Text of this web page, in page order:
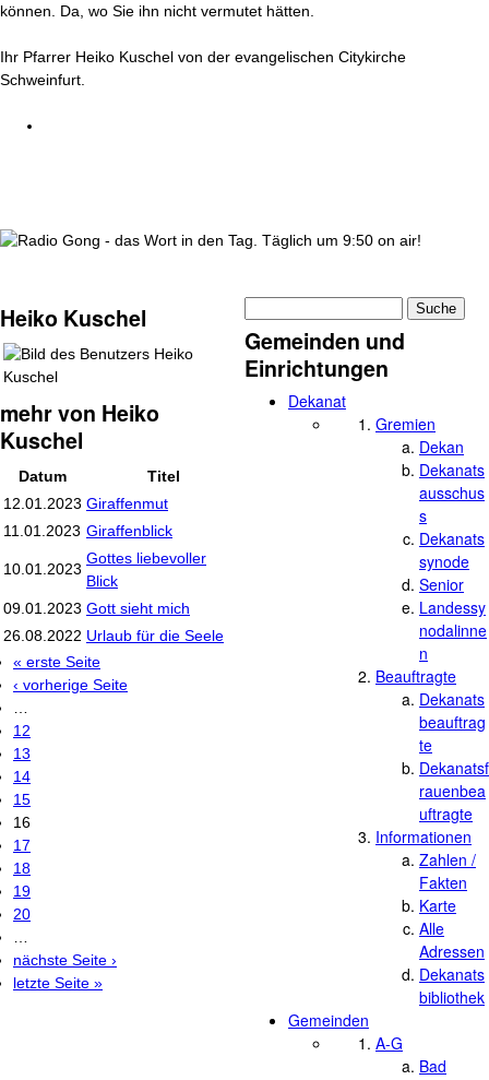
können. Da, wo Sie ihn nicht vermutet hätten.
Ihr Pfarrer Heiko Kuschel von der evangelischen Citykirche
Schweinfurt.
wortindentag-radiogong.png
Heiko Kuschel
mehr von Heiko
Kuschel
Datum
Titel
12.01.2023 Giraffenmut
11.01.2023 Giraffenblick
10.01.2023
Gottes liebevoller
Blick
09.01.2023 Gott sieht mich
26.08.2022 Urlaub für die Seele
Seiten
« erste Seite
‹ vorherige Seite
12
13
14
15
16
17
18
19
20
nächste Seite ›
letzte Seite »
Suchformular
Gemeinden und
Einrichtungen
Dekanat
Gremien
Dekan
Dekanats
ausschus
s
Dekanats
synode
Senior
Landessy
nodalinne
n
Beauftragte
Dekanats
beauftrag
te
Dekanatsf
rauenbea
uftragte
Informationen
Zahlen /
Fakten
Karte
Alle
Adressen
Dekanats
bibliothek
Gemeinden
A-G
Bad